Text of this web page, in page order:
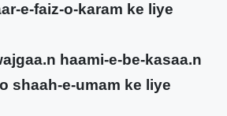
e-faiz-o-karam ke liye
haami-e-be-kasaa.n
shaah-e-umam ke liye